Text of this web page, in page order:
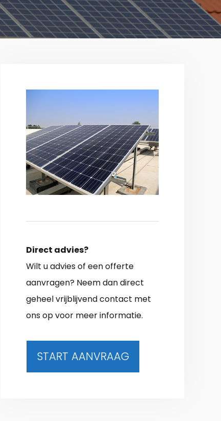
Direct advies?
Wilt u advies of een offerte
aanvragen? Neem dan direct
geheel vrijblijvend contact met
ons op voor meer informatie.
START AANVRAAG